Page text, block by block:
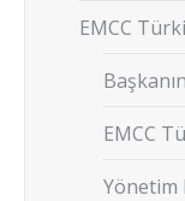
EMCC
EMCC
Yönetim